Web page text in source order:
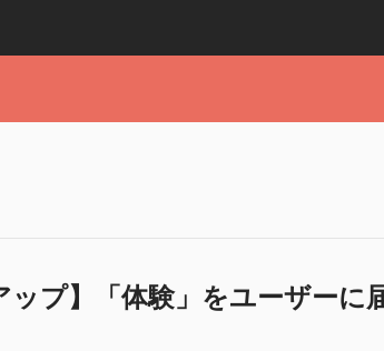
ップ】「体験」をユーザー